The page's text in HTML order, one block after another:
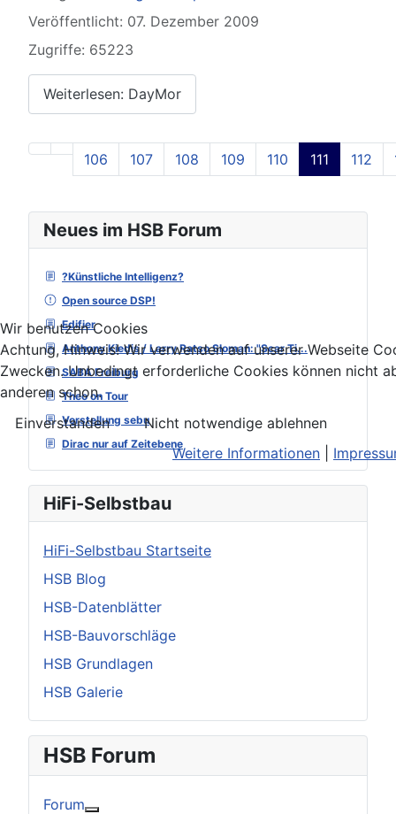
Neues im HSB Forum
?Künstliche Intelligenz?
Open source DSP!
Edifier
Anthony Kiedis / Larry Ratso Sloman: "Scar Ti...
SABA Freiburg
Theo on Tour
Vorstellung sebu
Dirac nur auf Zeitebene
HiFi-Selbstbau
HiFi-Selbstbau Startseite
HSB Blog
HSB-Datenblätter
HSB-Bauvorschläge
HSB Grundlagen
HSB Galerie
HSB Forum
Forum
Veröffentlicht: 07. Dezember 2009
Zugriffe: 65223
Weiterlesen: DayMor
Seite 111 von 129
106 107 108 109 110 111 112
Wir benutzen Cookies
Achtung, Hinweis! Wir verwenden auf unserer Webseite
Zwecken. Unbedingt erforderliche Cookies können nicht
anderen schon.
Einverstanden
Nicht notwendige ablehnen
Weitere Informationen